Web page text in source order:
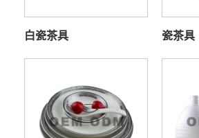
白瓷茶具 瓷茶具